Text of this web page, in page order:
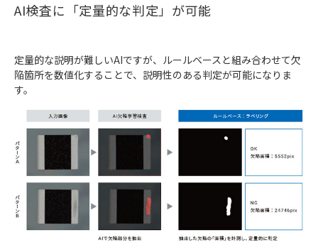
AI検査に「定量的な判定」が可能
定量的な説明が難しいAIですが、ルールベースと組み合わせて欠
陥箇所を数値化することで、説明性のある判定が可能になりま
す。